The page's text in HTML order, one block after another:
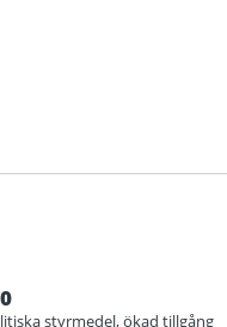
styrmedel, ökad tillgång